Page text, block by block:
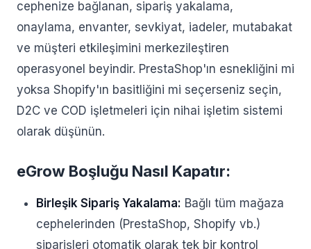
cephenize bağlanan, sipariş yakalama,
onaylama, envanter, sevkiyat, iadeler, mutabakat
ve müşteri etkileşimini merkezileştiren
operasyonel beyindir. PrestaShop'ın esnekliğini mi
yoksa Shopify'ın basitliğini mi seçerseniz seçin,
D2C ve COD işletmeleri için nihai işletim sistemi
olarak düşünün.
eGrow Boşluğu Nasıl Kapatır:
Birleşik Sipariş Yakalama: Bağlı tüm mağaza
cephelerinden (PrestaShop, Shopify vb.)
siparişleri otomatik olarak tek bir kontrol